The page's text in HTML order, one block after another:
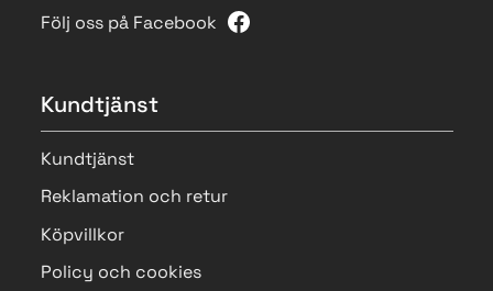
Följ oss på Facebook
Kundtjänst
Kundtjänst
Reklamation och retur
Köpvillkor
Policy och cookies